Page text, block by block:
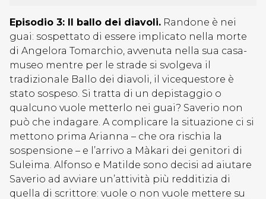
Episodio 3: Il ballo dei diavoli. Randone è nei
guai: sospettato di essere implicato nella morte
di Angelora Tomarchio, avvenuta nella sua casa-
museo mentre per le strade si svolgeva il
tradizionale Ballo dei diavoli, il vicequestore è
stato sospeso. Si tratta di un depistaggio o
qualcuno vuole metterlo nei guai? Saverio non
può che indagare. A complicare la situazione ci si
mettono prima Arianna – che ora rischia la
sospensione – e l’arrivo a Màkari dei genitori di
Suleima. Alfonso e Matilde sono decisi ad aiutare
Saverio ad avviare un’attività più redditizia di
quella di scrittore: vuole o non vuole mettere su